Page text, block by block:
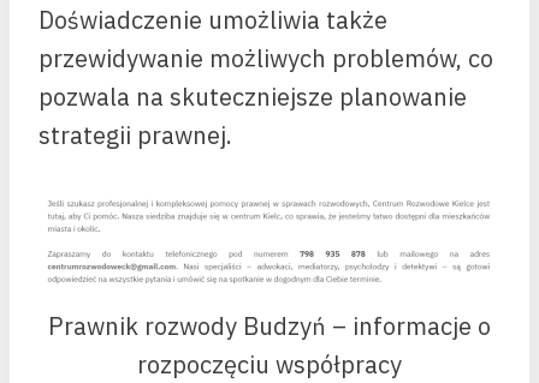
Doświadczenie umożliwia także
przewidywanie możliwych problemów, co
pozwala na skuteczniejsze planowanie
strategii prawnej.
Prawnik rozwody Budzyń – informacje o
rozpoczęciu współpracy